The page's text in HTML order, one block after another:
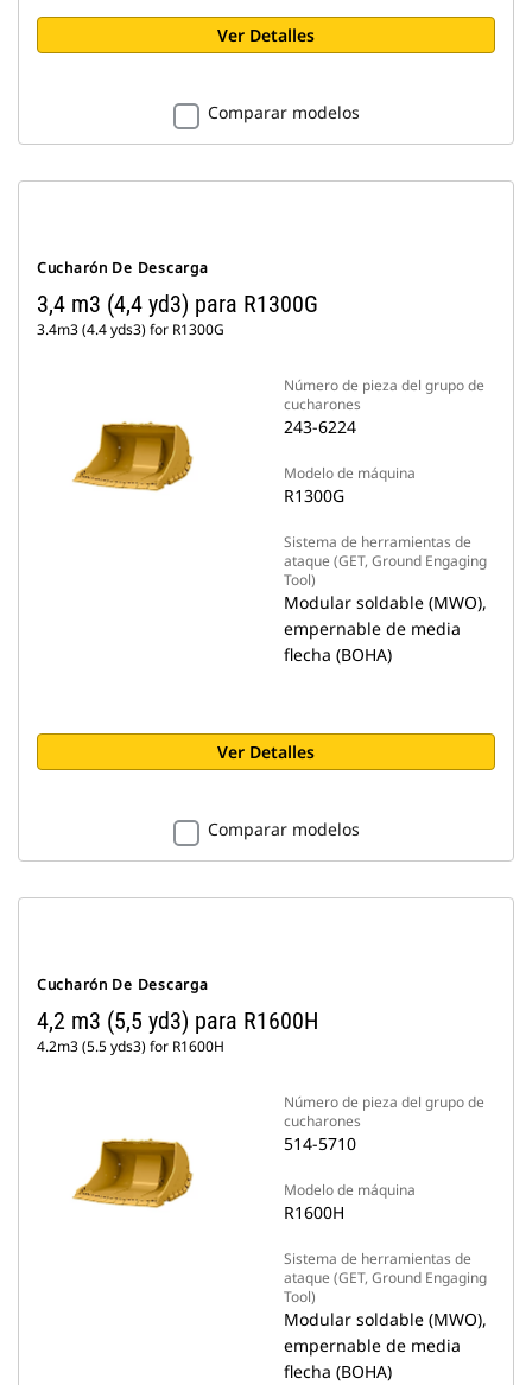
Ver Detalles
Comparar modelos
Cucharón De Descarga
3,4 m3 (4,4 yd3) para R1300G
3.4m3 (4.4 yds3) for R1300G
Número de pieza del grupo de
cucharones
243-6224
Modelo de máquina
R1300G
Sistema de herramientas de
ataque (GET, Ground Engaging
Tool)
Modular soldable (MWO),
empernable de media
flecha (BOHA)
Ver Detalles
Comparar modelos
Cucharón De Descarga
4,2 m3 (5,5 yd3) para R1600H
4.2m3 (5.5 yds3) for R1600H
Número de pieza del grupo de
cucharones
514-5710
Modelo de máquina
R1600H
Sistema de herramientas de
ataque (GET, Ground Engaging
Tool)
Modular soldable (MWO),
empernable de media
flecha (BOHA)